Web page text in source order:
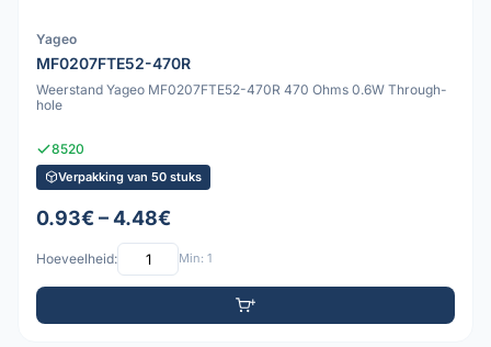
Yageo
MF0207FTE52-470R
Weerstand Yageo MF0207FTE52-470R 470 Ohms 0.6W Through-
hole
8520
Verpakking van 50 stuks
0.93€ – 4.48€
Hoeveelheid: Min: 1